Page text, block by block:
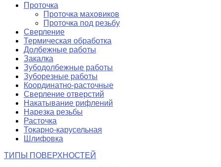
Проточка
Проточка маховиков
Проточка под резьбу
Сверление
Термическая обработка
Долбежные работы
Закалка
Зубодолбежные работы
Зуборезные работы
Координатно-расточные
Сверление отверстий
Накатывание рифлений
Нарезка резьбы
Расточка
Токарно-карусельная
Шлифовка
ТИПЫ ПОВЕРХНОСТЕЙ